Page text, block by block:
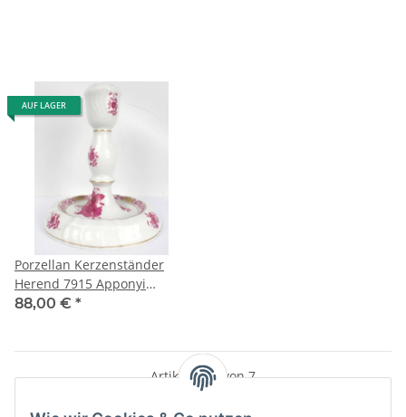
AUF LAGER
Porzellan Kerzenständer
Herend 7915 Apponyi
purpur 15 cm hoch w. neu
88,00 € *
Artikel 1 - 7 von 7